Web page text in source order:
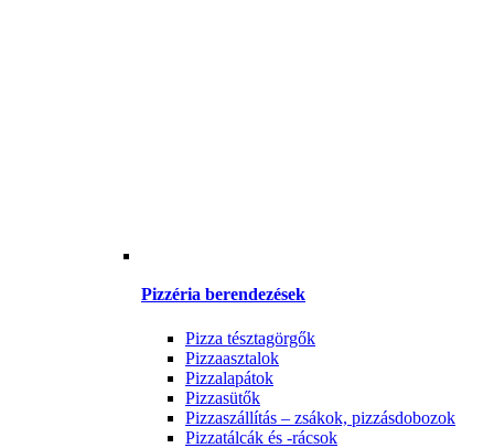
Pizzéria berendezések
Pizza tésztagörgők
Pizzaasztalok
Pizzalapátok
Pizzasütők
Pizzaszállítás – zsákok, pizzásdobozok
Pizzatálcák és -rácsok